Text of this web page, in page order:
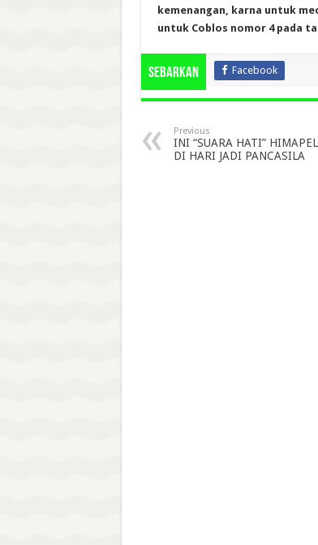
kemenangan, karna untuk
untuk Coblos nomor 4 pada
Sebarkan Facebook
Previous
INI “SUARA HATI”
DI HARI JADI PANCASILA